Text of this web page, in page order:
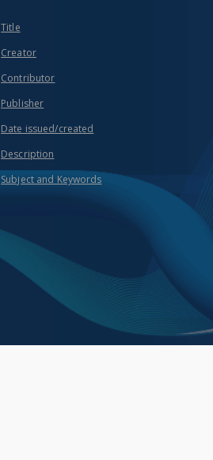
Title
Creator
Contributor
Publisher
Date issued/created
Description
Subject and Keywords